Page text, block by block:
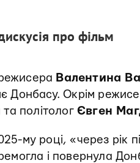
про фільм
Валентина
Донбасу. Окрім
та політологЄвген
му році, «через рік
і повернула